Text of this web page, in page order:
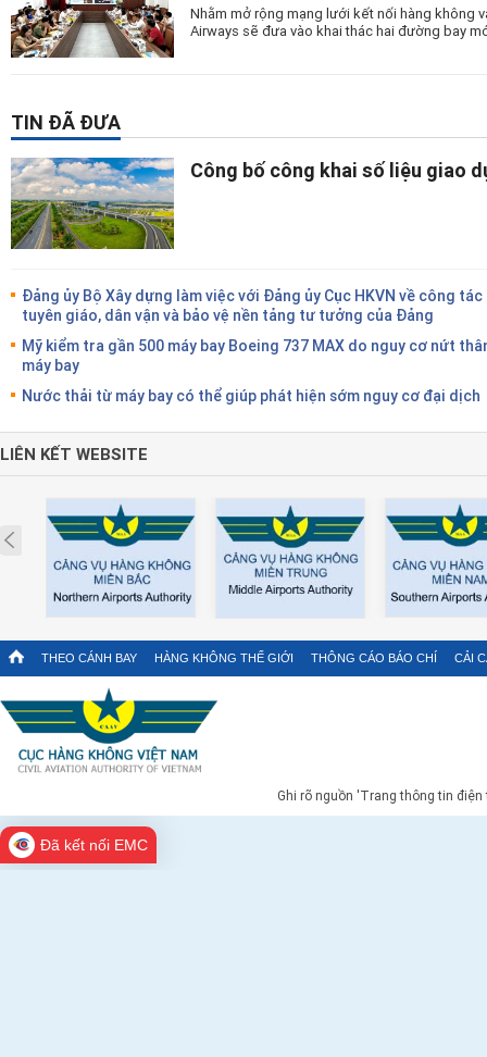
Nhằm mở rộng mạng lưới kết nối hàng không
Airways sẽ đưa vào khai thác hai đường bay
TIN ĐÃ ĐƯA
Công bố công khai số liệu giao
Đảng ủy Bộ Xây dựng làm việc với Đảng ủy Cục HKVN về công tác
tuyên giáo, dân vận và bảo vệ nền tảng tư tưởng của Đảng
Mỹ kiểm tra gần 500 máy bay Boeing 737 MAX do nguy cơ nứt
máy bay
Nước thải từ máy bay có thể giúp phát hiện sớm nguy cơ đại dịch
LIÊN KẾT WEBSITE
Prev
THEO CÁNH BAY HÀNG KHÔNG THẾ GIỚI THÔNG CÁO BÁO CHÍ CẢI
Ghi rõ nguồn 'Trang thông tin
Đã kết nối EMC